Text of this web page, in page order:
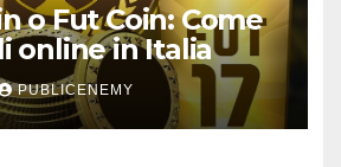
o Fut Coin: Come
online in Italia
PUBLICENEMY